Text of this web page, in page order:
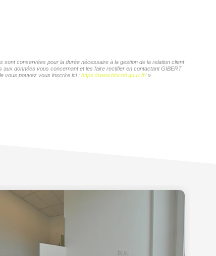
conservées pour la durée nécessaire à la gestion de la relation client
données vous concernant et les faire rectifier en contactant GIBERT
vous pouvez vous inscrire ici : https://www.bloctel.gouv.fr/»